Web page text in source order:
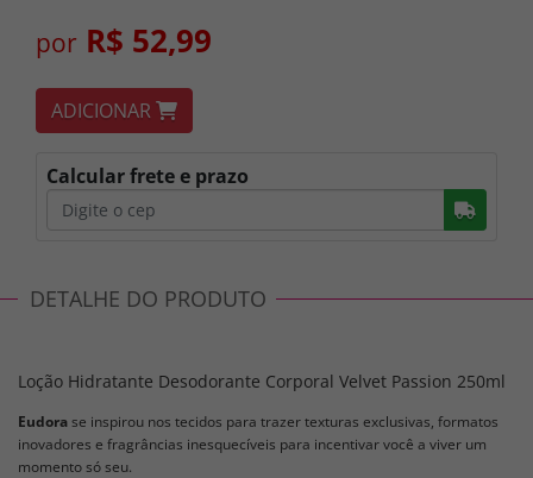
por R$ 52,99
ADICIONAR
Calcular frete e prazo
DETALHE DO PRODUTO
Loção Hidratante Desodorante Corporal Velvet Passion 250ml
Eudorase inspirou nos tecidos para trazer texturas exclusivas, formatos
inovadores e fragrâncias inesquecíveis para incentivar você a viver um
momento só seu.